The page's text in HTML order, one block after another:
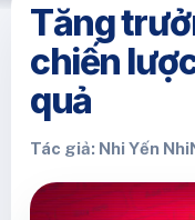
Tăng
chiến
quả
Tác giả: Nhi Yến Nhi